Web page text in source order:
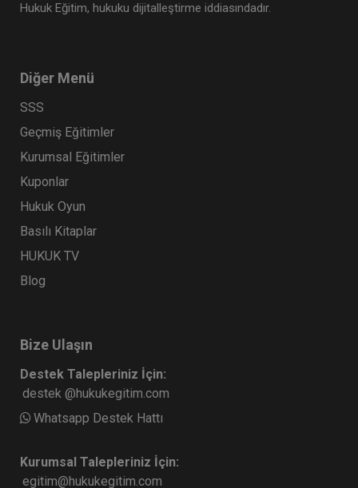
Hukuk Eğitim, hukuku dijitalleştirme iddiasındadır.
Diğer Menü
SSS
Geçmiş Eğitimler
Kurumsal Eğitimler
Kuponlar
Hukuk Oyun
Basılı Kitaplar
HUKUK TV
Blog
Bize Ulaşın
Destek Talepleriniz İçin:
destek @hukukegitim.com
Whatsapp Destek Hattı
Kurumsal Talepleriniz İçin:
egitim@hukukegitim.com